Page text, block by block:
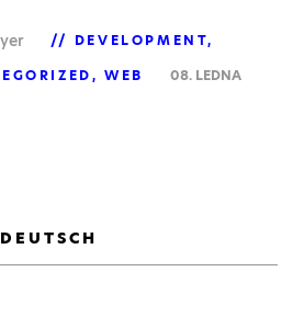
DEVELOPMENT
WEB
08. LEDNA